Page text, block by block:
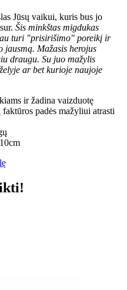
Jūsų vaikui, kuris bus jo
Šis minkštas migdukas
turi "prisirišimo" poreikį ir
jausmą. Mažasis herojus
draugu. Su juo mažylis
ar bet kurioje naujoje
ir žadina vaizduotę
padės mažyliui atrasti